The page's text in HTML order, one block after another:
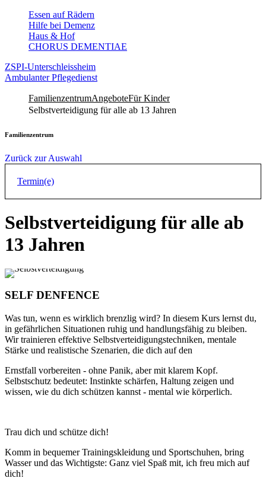
Essen auf Rädern
Hilfe bei Demenz
Haus & Hof
CHORUS DEMENTIAE
ZSPI-Unterschleissheim
Ambulanter Pflegedienst
FamilienzentrumAngeboteFür Kinder
Selbstverteidigung für alle ab 13 Jahren
Familienzentrum
Zurück zur Auswahl
Termin(e)
17.30 - 19.00 Uhr
Donnerstags
18.15 - 19.45 Uhr
Selbstverteidigung für alle ab
13 Jahren
SELF DENFENCE
Was tun, wenn es wirklich brenzlig wird? In diesem Kurs lernst du,
in gefährlichen Situationen ruhig und handlungsfähig zu bleiben.
Wir trainieren effektive Selbstverteidigungstechniken, mentale
Stärke und realistische Szenarien, die dich auf den
Ernstfall vorbereiten - ohne Panik, aber mit klarem Kopf.
Selbstschutz bedeutet: Instinkte schärfen, Haltung zeigen und
wissen, wie du dich schützen kannst - mental wie körperlich.
Trau dich und schütze dich!
Komm in bequemer Trainingskleidung und Sportschuhen, bring
Wasser und das Wichtigste: Ganz viel Spaß mit, ich freu mich auf
dich!